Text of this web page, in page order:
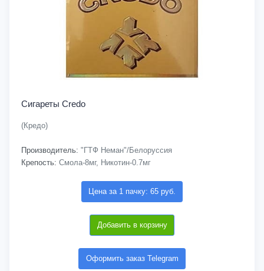
Сигареты Credo
(Кредо)
Производитель: "ГТФ Неман"/Белоруссия
Крепость: Смола-8мг, Никотин-0.7мг
Цена за 1 пачку: 65 руб.
Добавить в корзину
Оформить заказ Telegram